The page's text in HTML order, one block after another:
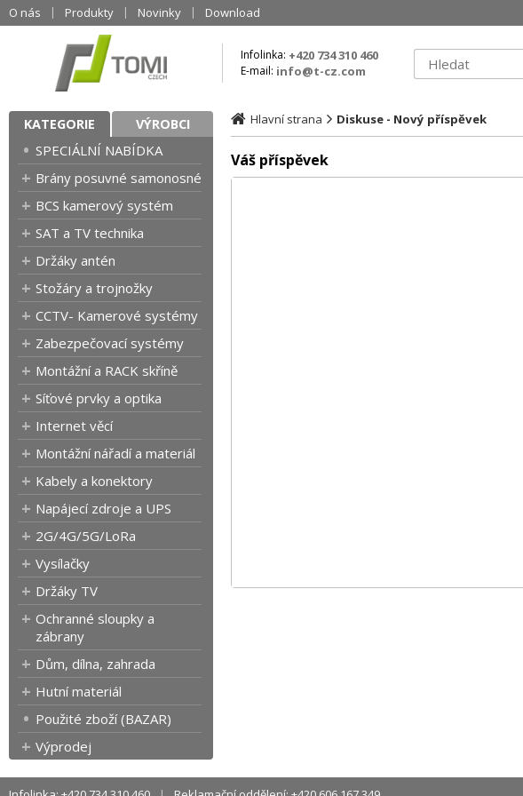
O nás Produkty Novinky Download
Infolinka: +420 734 310 460
E-mail: info@t-cz.com
KATEGORIE VÝROBCI
SPECIÁLNÍ NABÍDKA
Brány posuvné samonosné
BCS kamerový systém
SAT a TV technika
Držáky antén
Stožáry a trojnožky
CCTV- Kamerové systémy
Zabezpečovací systémy
Montážní a RACK skříně
Síťové prvky a optika
Internet věcí
Montážní nářadí a materiál
Kabely a konektory
Napájecí zdroje a UPS
2G/4G/5G/LoRa
Vysílačky
Držáky TV
Ochranné sloupky a
zábrany
Dům, dílna, zahrada
Hutní materiál
Použité zboží (BAZAR)
Výprodej
Hlavní strana Diskuse - Nový příspěvek
Váš příspěvek